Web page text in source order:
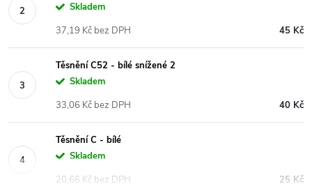
Skladem
45 Kč
37,19 Kč bez DPH
Těsnění C52 - bílé snížené 2
Skladem
40 Kč
33,06 Kč bez DPH
Těsnění C - bílé
Skladem
25 Kč
20,66 Kč bez DPH